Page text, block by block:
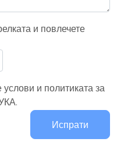
и повлечете
и политиката за
Испрати